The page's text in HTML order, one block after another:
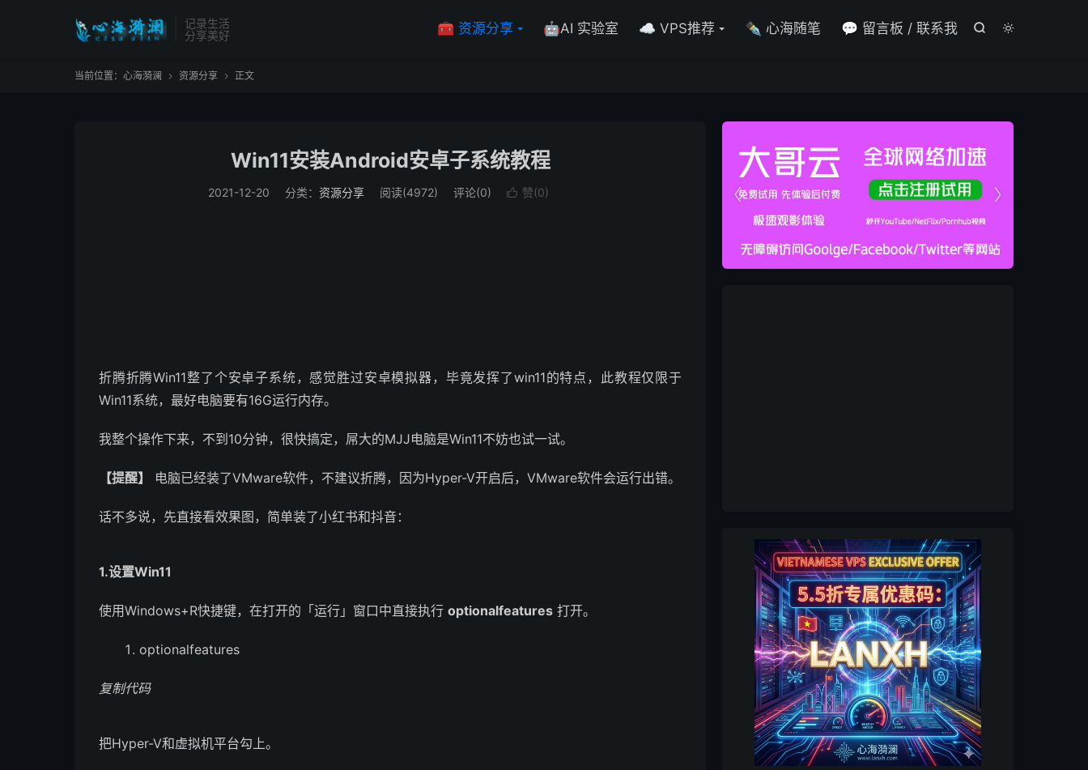
记录生活
分享美好


🧰 资源分享 🤖AI 实验室 ☁️ VPS推荐 ✒️ 心海随笔 💬 留言板 / 联系我
当前位置： 心海漪澜  资源分享  正文
Win11安装Android安卓子系统教程
2021-12-20 分类： 资源分享 阅读(4972) 评论(0)  赞(0)
折腾折腾Win11整了个安卓子系统，感觉胜过安卓模拟器，毕竟发挥了win11的特点，此教程仅限于
Win11系统，最好电脑要有16G运行内存。
我整个操作下来，不到10分钟，很快搞定，屌大的MJJ电脑是Win11不妨也试一试。
【提醒】 电脑已经装了VMware软件，不建议折腾，因为Hyper-V开启后，VMware软件会运行出错。
话不多说，先直接看效果图，简单装了小红书和抖音：
1.设置Win11
使用Windows+R快捷键，在打开的「运行」窗口中直接执行 optionalfeatures 打开。
optionalfeatures
复制代码
把Hyper-V和虚拟机平台勾上。

